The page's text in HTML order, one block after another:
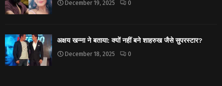
December 19, 2025 0
अक्षय खन्ना ने बताया: क्यों नहीं बने शाहरुख जैसे सुपरस्टार?
December 18, 2025 0